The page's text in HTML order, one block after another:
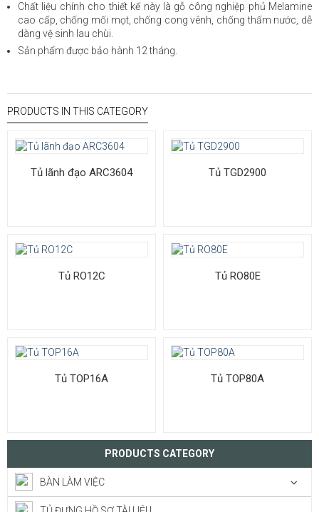
Chất liệu chính cho thiết kế này là gỗ công nghiệp phủ Melamine
cao cấp, chống mối mọt, chống cong vênh, chống thấm nước, dễ
dàng vệ sinh lau chùi.
Sản phẩm được bảo hành 12 tháng.
PRODUCTS IN THIS CATEGORY
Tủ lãnh đạo ARC3604 Tủ TGD2900
Tủ RO12C Tủ RO80E
Tủ TOP16A Tủ TOP80A
PRODUCTS CATEGORY
BÀN LÀM VIỆC